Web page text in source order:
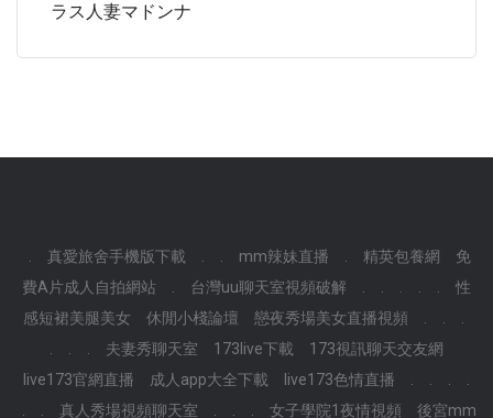
ラス人妻マドンナ
真愛旅舍手機版下載 mm辣妹直播 精英包養網
免
費A片成人自拍網站
台灣uu聊天室視頻破解
性
感短裙美腿美女
休閒小棧論壇 戀夜秀場美女直播視頻
夫妻秀聊天室 173live下載
173視訊聊天交友網
live173官網直播
成人app大全下載 live173色情直播
真人秀場視頻聊天室 女子學院1夜情視頻 後宮mm